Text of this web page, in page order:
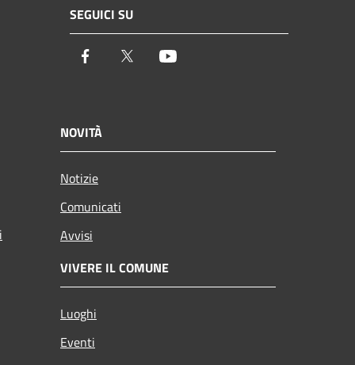
SEGUICI SU
Facebook Twitter
NOVITÀ
Notizie
Comunicati
Avvisi
VIVERE IL COMUNE
Luoghi
Eventi